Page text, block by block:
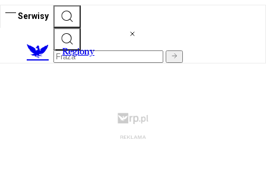
Serwisy
Regiony